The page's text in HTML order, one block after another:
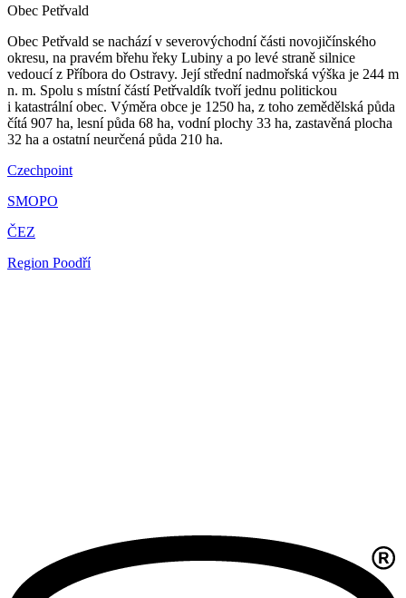
Obec Petřvald
Obec Petřvald se nachází v severovýchodní části novojičínského
okresu, na pravém břehu řeky Lubiny a po levé straně silnice
vedoucí z Příbora do Ostravy. Její střední nadmořská výška je 244 m
n. m. Spolu s místní částí Petřvaldík tvoří jednu politickou
i katastrální obec. Výměra obce je 1250 ha, z toho zemědělská půda
čítá 907 ha, lesní půda 68 ha, vodní plochy 33 ha, zastavěná plocha
32 ha a ostatní neurčená půda 210 ha.
Czechpoint
SMOPO
ČEZ
Region Poodří